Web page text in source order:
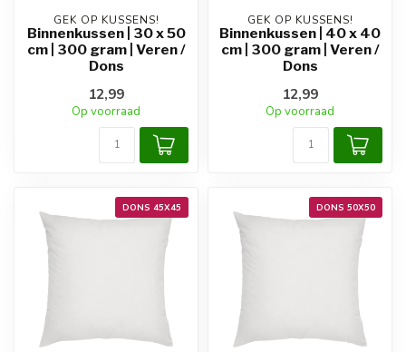
GEK OP KUSSENS!
Binnenkussen | 30 x 50
cm | 300 gram | Veren /
Dons
12,99
Op voorraad
GEK OP KUSSENS!
Binnenkussen | 40 x 40
cm | 300 gram | Veren /
Dons
12,99
Op voorraad
DONS 45X45 DONS 50X50